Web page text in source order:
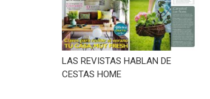
LAS REVISTAS HABLAN DE
CESTAS HOME